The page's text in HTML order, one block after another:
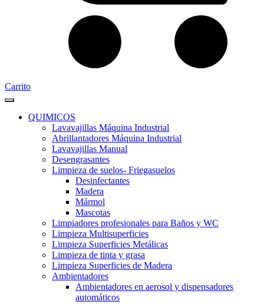
Carrito
QUIMICOS
Lavavajillas Máquina Industrial
Abrillantadores Máquina Industrial
Lavavajillas Manual
Desengrasantes
Limpieza de suelos- Friegasuelos
Desinfectantes
Madera
Mármol
Mascotas
Limpiadores profesionales para Baños y WC
Limpieza Multisuperficies
Limpieza Superficies Metálicas
Limpieza de tinta y grasa
Limpieza Superficies de Madera
Ambientadores
Ambientadores en aerosol y dispensadores
automáticos